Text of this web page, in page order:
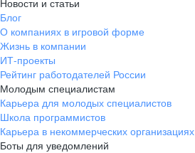
Новости и статьи
Блог
О компаниях в игровой форме
Жизнь в компании
ИТ-проекты
Рейтинг работодателей России
Молодым специалистам
Карьера для молодых специалистов
Школа программистов
Карьера в некоммерческих организациях
Боты для уведомлений